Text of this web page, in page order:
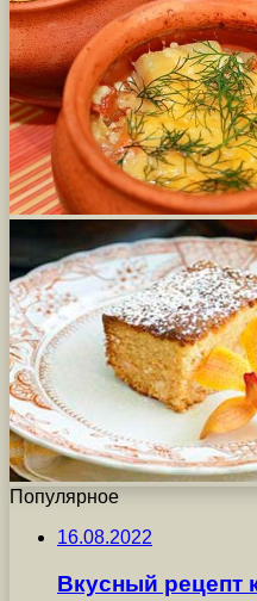
Популярное
16.08.2022
Вкусный рецепт